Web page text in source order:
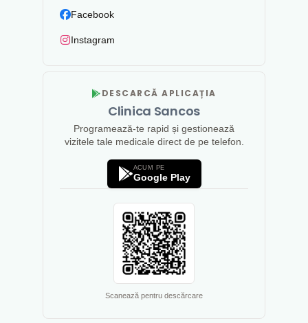
Facebook
Instagram
DESCARCĂ APLICAȚIA
Clinica Sancos
Programează-te rapid și gestionează
vizitele tale medicale direct de pe telefon.
ACUM PE
Google Play
Scanează pentru descărcare